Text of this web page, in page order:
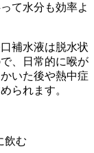
て水分も効率よ
補水液は脱水状
、日常的に喉が
いた後や熱中症
られます。
飲む